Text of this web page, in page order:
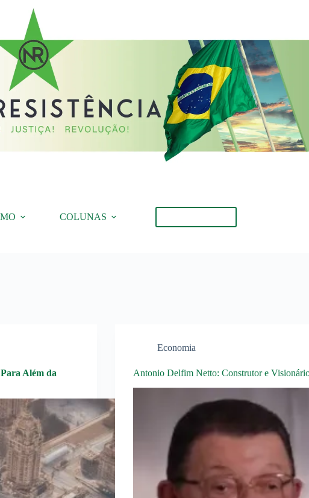
COLUNAS
Além da
Economia
Antonio Delfim Netto: Construtor e